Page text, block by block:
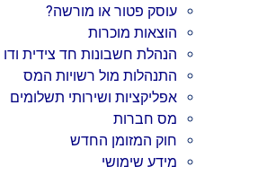
עוסק פטור או מורשה?
הוצאות מוכרות
הנהלת חשבונות חד צידית ודו
התנהלות מול רשויות המס
אפליקציות ושירותי תשלומים
מס חברות
חוק המזומן החדש
מידע שימושי